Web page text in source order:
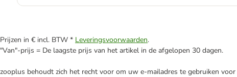
Prijzen in € incl. BTW * Leveringsvoorwaarden.
"Van"-prijs = De laagste prijs van het artikel in de afgelopen 30 dagen.
zooplus behoudt zich het recht voor om uw e-mailadres te gebruiken